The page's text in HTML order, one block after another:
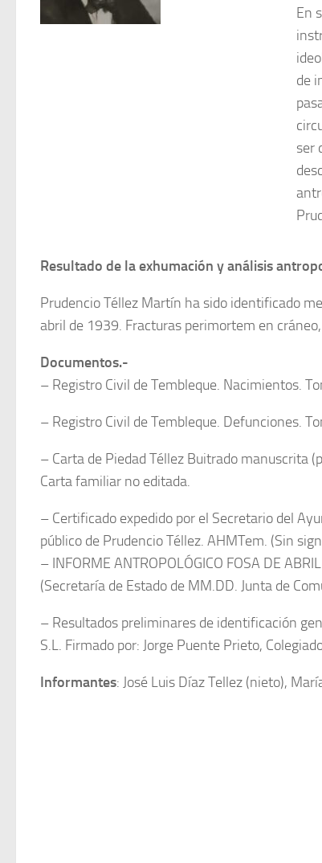
En
de
ser
Resultado de la exhumación y análisis
Prudencio Téllez Martín ha sido identificado
abril de 1939. Fracturas perimortem en
Documentos.-
– Registro Civil de Tembleque. Nacimientos.
– Registro Civil de Tembleque. Defunciones.
– Carta de Piedad Téllez Buitrado manuscrita
Carta familiar no editada.
– Certificado expedido por el Secretario del
público de Prudencio Téllez. AHMTem. (Sin
– INFORME ANTROPOLÓGICO FOSA DE
(Secretaría de Estado de MM.DD. Junta de
– Resultados preliminares de identificación
S.L. Firmado por: Jorge Puente Prieto,
Informantes: José Luis Díaz Tellez (nieto),